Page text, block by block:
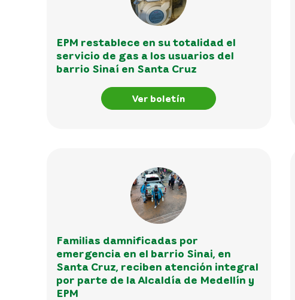
EPM restablece en su totalidad el
servicio de gas a los usuarios del
barrio Sinaí en Santa Cruz
Ver boletín
Familias damnificadas por
emergencia en el barrio Sinai, en
Santa Cruz, reciben atención integral
por parte de la Alcaldía de Medellín y
EPM